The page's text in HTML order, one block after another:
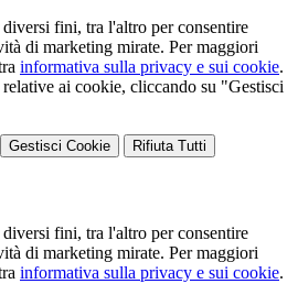
fini, tra l'altro per consentire
di marketing mirate. Per maggiori
informativa sulla privacy e sui cookie.
ai cookie, cliccando su "Gestisci
Gestisci Cookie Rifiuta Tutti
fini, tra l'altro per consentire
di marketing mirate. Per maggiori
informativa sulla privacy e sui cookie.